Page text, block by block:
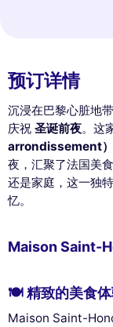
预订详情
沉浸在巴黎心脏地
庆祝 圣诞前夜。这
arrondissement）
夜，汇聚了法国美
还是家庭，这一独
忆。
Maison Saint-
🍽 精致的美食
Maison Saint-